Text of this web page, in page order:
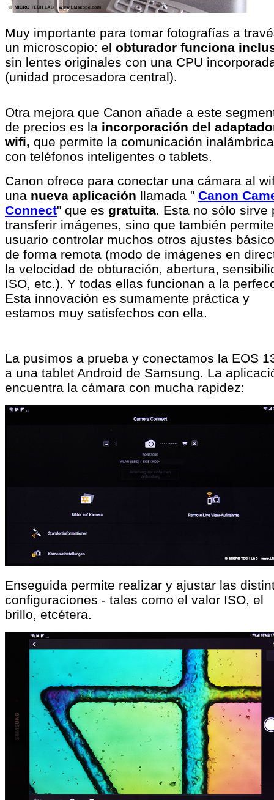
Muy importante para tomar fotografías a
un microscopio: el obturador funciona
sin lentes originales con una CPU
(unidad procesadora central).
Otra mejora que Canon añade a este
de precios es la incorporación del
wifi, que permite la comunicación inalámbrica
con teléfonos inteligentes o tablets.
Canon ofrece para conectar una cámara al
una nueva aplicación llamada " Canon
Connect" que es gratuita. Esta no sólo sirve
transferir imágenes, sino que también
usuario controlar muchos otros ajustes
de forma remota (modo de imágenes en
la velocidad de obturación, abertura,
ISO, etc.). Y todas ellas funcionan a la
Esta innovación es sumamente práctica y
estamos muy satisfechos con ella.
La pusimos a prueba y conectamos la EOS
a una tablet Android de Samsung. La
encuentra la cámara con mucha rapidez:
Enseguida permite realizar y ajustar las
configuraciones - tales como el valor ISO, el
brillo, etcétera.